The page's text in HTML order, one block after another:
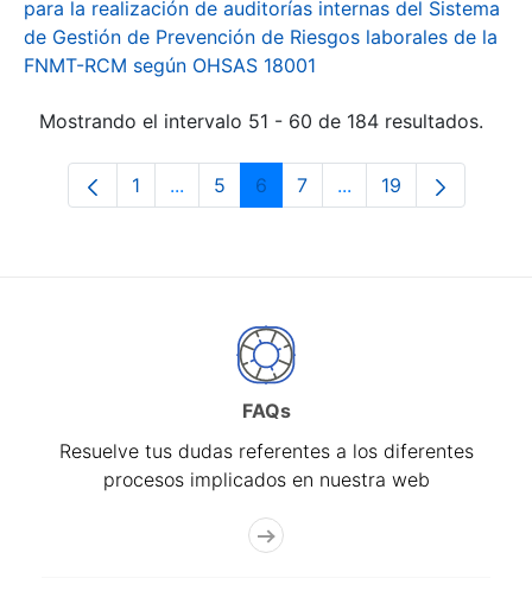
para la realización de auditorías internas del Sistema
de Gestión de Prevención de Riesgos laborales de la
FNMT-RCM según OHSAS 18001
Mostrando el intervalo 51 - 60 de 184 resultados.
Página
1 ...Páginas intermedias Use TAB para
Página
5 Página
6 Página
7 ...Páginas intermedias
Página
19
FAQs
Resuelve tus dudas referentes a los diferentes
procesos implicados en nuestra web